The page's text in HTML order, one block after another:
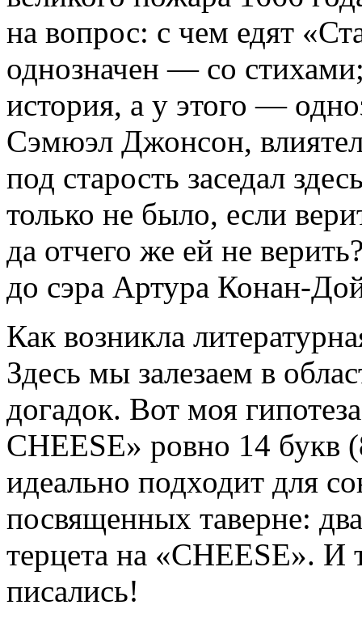
на вопрос: с чем едят
однозначен — со
история, а у этого —
Сэмюэл Джонсон,
под старость заседал
только не было, если
да отчего же ей не
до сэра Артура Конан-
Как возникла
Здесь мы залезаем в
догадок. Вот моя
CHEESE» ровно 14
идеально подходит для
посвященных таверне:
терцета на «CHEESE». И
писались!